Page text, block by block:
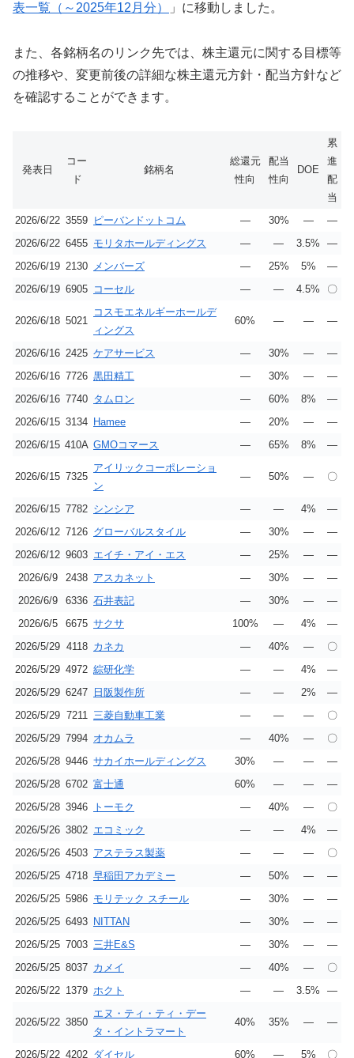
表一覧（～2025年12月分）
」に移動しました。
また、各銘柄名のリンク先では、株主還元に関する目標等
の推移や、変更前後の詳細な株主還元方針・配当方針など
を確認することができます。
発表日
コー
ド
銘柄名
総還元
性向
配当
性向
DOE
累
進
配
当
2026/6/22 3559 ピーバンドットコム ― 30% ―
―
2026/6/22 6455 モリタホールディングス ― ― 3.5%
―
2026/6/19 2130 メンバーズ ― 25% 5%
―
2026/6/19 6905 コーセル ― ― 4.5% 〇
2026/6/18 5021
コスモエネルギーホールデ
ィングス
60% ― ― ―
2026/6/16 2425 ケアサービス ― 30% ―
―
2026/6/16 7726 黒田精工 ― 30% ―
―
2026/6/16 7740 タムロン ― 60% 8%
―
2026/6/15 3134 Hamee ― 20% ―
―
2026/6/15 410A GMOコマース ― 65% 8% ―
2026/6/15 7325
アイリックコーポレーショ
ン
― 50% ― 〇
2026/6/15 7782 シンシア ― ― 4%
―
2026/6/12 7126 グローバルスタイル ― 30% ―
―
2026/6/12 9603 エイチ・アイ・エス ― 25% ―
―
2026/6/9
2438 アスカネット ― 30% ―
―
2026/6/9
6336 石井表記 ― 30% ―
―
2026/6/5
6675 サクサ 100% ― 4%
―
2026/5/29 4118 カネカ ― 40% ―
〇
2026/5/29 4972 綜研化学 ― ― 4%
―
2026/5/29 6247 日阪製作所 ― ― 2%
―
2026/5/29 7211 三菱自動車工業 ― ― ―
〇
2026/5/29 7994 オカムラ ― 40% ―
〇
2026/5/28 9446 サカイホールディングス 30% ― ―
―
2026/5/28 6702 富士通 60% ― ―
―
2026/5/28 3946 トーモク ― 40% ―
〇
2026/5/26 3802 エコミック ― ― 4%
―
2026/5/26 4503 アステラス製薬 ― ― ―
〇
2026/5/25 4718 早稲田アカデミー ― 50% ―
―
2026/5/25 5986 モリテック スチール ― 30% ―
―
2026/5/25 6493 NITTAN ― 30% ―
―
2026/5/25 7003 三井E&S ― 30% ―
―
2026/5/25 8037 カメイ ― 40% ―
〇
2026/5/22 1379 ホクト ― ― 3.5% ―
2026/5/22 3850
エヌ・ティ・ティ・デー
タ・イントラマート
40% 35% ― ―
2026/5/22 4202 ダイセル 60% ― 5%
〇